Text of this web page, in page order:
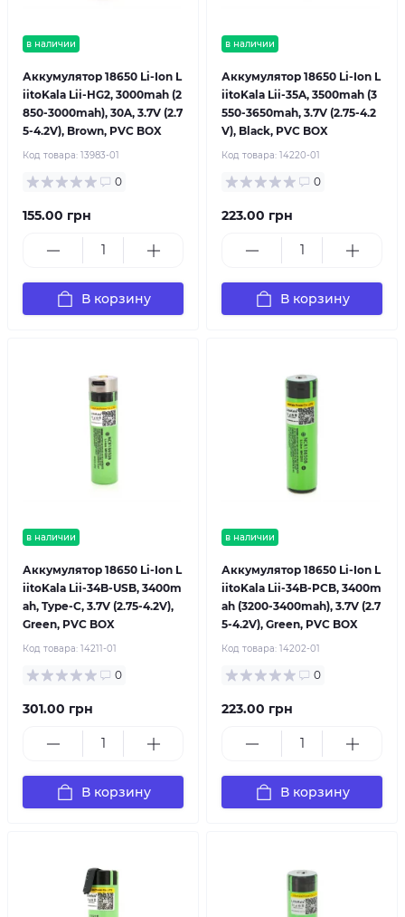
в наличии
Аккумулятор 18650 Li-Ion L
iitoKala Lii-HG2, 3000mah (2
850-3000mah), 30A, 3.7V (2.7
5-4.2V), Brown, PVC BOX
Код товара: 13983-01
0
155.00 грн
В корзину
в наличии
Аккумулятор 18650 Li-Ion L
iitoKala Lii-35A, 3500mah (3
550-3650mah, 3.7V (2.75-4.2
V), Black, PVC BOX
Код товара: 14220-01
0
223.00 грн
В корзину
в наличии
Аккумулятор 18650 Li-Ion L
iitoKala Lii-34B-USB, 3400m
ah, Type-C, 3.7V (2.75-4.2V),
Green, PVC BOX
Код товара: 14211-01
0
301.00 грн
В корзину
в наличии
Аккумулятор 18650 Li-Ion L
iitoKala Lii-34B-PCB, 3400m
ah (3200-3400mah), 3.7V (2.7
5-4.2V), Green, PVC BOX
Код товара: 14202-01
0
223.00 грн
В корзину